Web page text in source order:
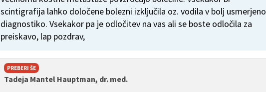
scintigrafija lahko določene bolezni izključila oz. vodila v bolj usmerjeno
diagnostiko. Vsekakor pa je odločitev na vas ali se boste odločila za
preiskavo, lap pozdrav,
PREBERI ŠE
Tadeja Mantel Hauptman, dr. med.